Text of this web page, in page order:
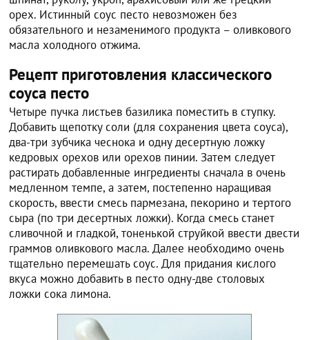
орех. Истинный соус песто невозможен без
обязательного и незаменимого продукта – оливкового
масла холодного отжима.
Рецепт приготовления классического
соуса песто
Четыре пучка листьев базилика поместить в ступку.
Добавить щепотку соли (для сохранения цвета соуса),
два-три зубчика чеснока и одну десертную ложку
кедровых орехов или орехов пинии. Затем следует
растирать добавленные ингредиенты сначала в очень
медленном темпе, а затем, постепенно наращивая
скорость, ввести смесь пармезана, пекорино и тертого
сыра (по три десертных ложки). Когда смесь станет
сливочной и гладкой, тоненькой струйкой ввести двести
граммов оливкового масла. Далее необходимо очень
тщательно перемешать соус. Для придания кислого
вкуса можно добавить в песто одну-две столовых
ложки сока лимона.